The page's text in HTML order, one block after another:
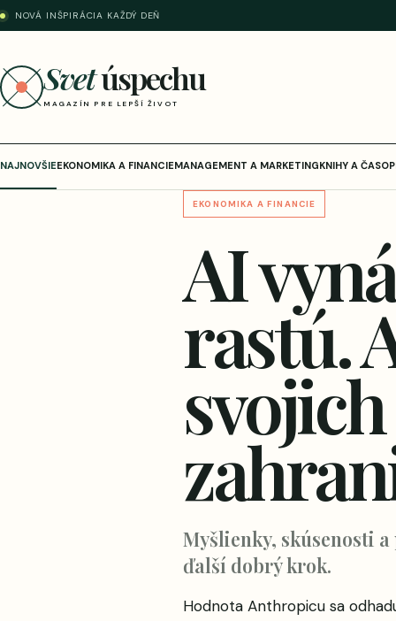
NOVÁ INŠPIRÁCIA KAŽDÝ DEŇ
Svetúspechu
MAGAZÍN PRE LEPŠÍ ŽIVOT
NAJNOVŠIEEKONOMIKA A FINANCIEMANAGEMENT A MARKETINGKNIHY A
EKONOMIKA A FINANCIE
AI
rastú.
Myšlienky, skúsenosti
ďalší dobrý krok.
Hodnota Anthropicu sa